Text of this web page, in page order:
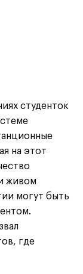
студенток
на этот
живом
могут быть
где